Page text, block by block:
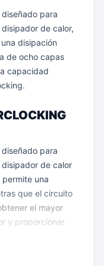
diseñado para
de calor,
disipación
de ocho capas
capacidad
diseñado para
de calor
una
que el circuito
el mayor
y proporcionar